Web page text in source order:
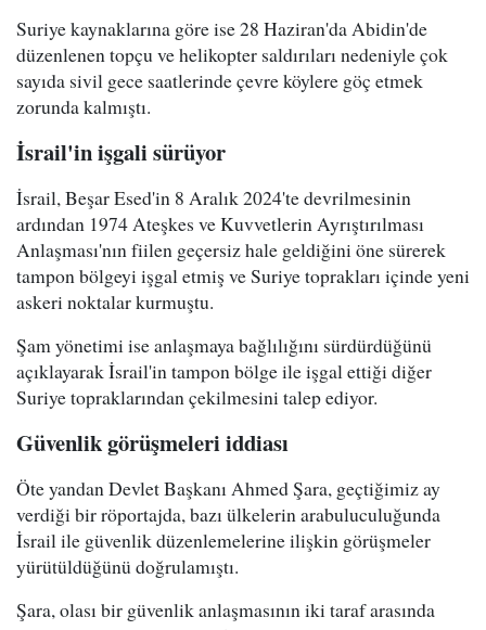
Suriye kaynaklarına göre ise 28 Haziran'da Abidin'de
düzenlenen topçu ve helikopter saldırıları nedeniyle çok
sayıda sivil gece saatlerinde çevre köylere göç etmek
zorunda kalmıştı.
İsrail'in işgali sürüyor
İsrail, Beşar Esed'in 8 Aralık 2024'te devrilmesinin
ardından 1974 Ateşkes ve Kuvvetlerin Ayrıştırılması
Anlaşması'nın fiilen geçersiz hale geldiğini öne sürerek
tampon bölgeyi işgal etmiş ve Suriye toprakları içinde yeni
askeri noktalar kurmuştu.
Şam yönetimi ise anlaşmaya bağlılığını sürdürdüğünü
açıklayarak İsrail'in tampon bölge ile işgal ettiği diğer
Suriye topraklarından çekilmesini talep ediyor.
Güvenlik görüşmeleri iddiası
Öte yandan Devlet Başkanı Ahmed Şara, geçtiğimiz ay
verdiği bir röportajda, bazı ülkelerin arabuluculuğunda
İsrail ile güvenlik düzenlemelerine ilişkin görüşmeler
yürütüldüğünü doğrulamıştı.
Şara, olası bir güvenlik anlaşmasının iki taraf arasında